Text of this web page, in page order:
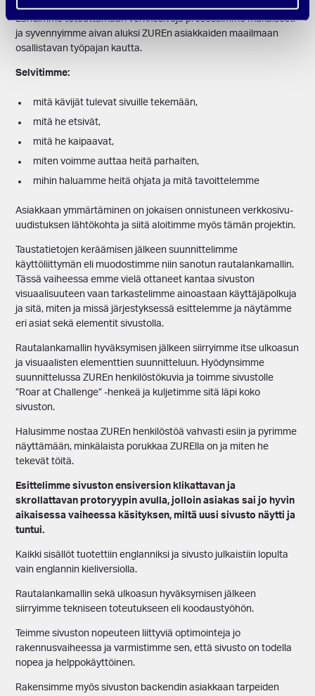
Lähdimme toteuttamaan verkkosivuja prosessimme mukaisesti
ja syvennyimme aivan aluksi ZUREn asiakkaiden maailmaan
osallistavan työpajan kautta.
Selvitimme:
mitä kävijät tulevat sivuille tekemään,
mitä he etsivät,
mitä he kaipaavat,
miten voimme auttaa heitä parhaiten,
mihin haluamme heitä ohjata ja mitä tavoittelemme
Asiakkaan ymmärtäminen on jokaisen onnistuneen verkkosivu-
uudistuksen lähtökohta ja siitä aloitimme myös tämän projektin.
Taustatietojen keräämisen jälkeen suunnittelimme
käyttöliittymän eli muodostimme niin sanotun rautalankamallin.
Tässä vaiheessa emme vielä ottaneet kantaa sivuston
visuaalisuuteen vaan tarkastelimme ainoastaan käyttäjäpolkuja
ja sitä, miten ja missä järjestyksessä esittelemme ja näytämme
eri asiat sekä elementit sivustolla.
Rautalankamallin hyväksymisen jälkeen siirryimme itse ulkoasun
ja visuaalisten elementtien suunnitteluun. Hyödynsimme
suunnittelussa ZUREn henkilöstökuvia ja toimme sivustolle
”Roar at Challenge” -henkeä ja kuljetimme sitä läpi koko
sivuston.
Halusimme nostaa ZUREn henkilöstöä vahvasti esiin ja pyrimme
näyttämään, minkälaista porukkaa ZURElla on ja miten he
tekevät töitä.
Esittelimme sivuston ensiversion klikattavan ja
skrollattavan protoryypin avulla, jolloin asiakas sai jo hyvin
aikaisessa vaiheessa käsityksen, miltä uusi sivusto näytti ja
tuntui.
Kaikki sisällöt tuotettiin englanniksi ja sivusto julkaistiin lopulta
vain englannin kieliversiolla.
Rautalankamallin sekä ulkoasun hyväksymisen jälkeen
siirryimme tekniseen toteutukseen eli koodaustyöhön.
Teimme sivuston nopeuteen liittyviä optimointeja jo
rakennusvaiheessa ja varmistimme sen, että sivusto on todella
nopea ja helppokäyttöinen.
Rakensimme myös sivuston backendin asiakkaan tarpeiden